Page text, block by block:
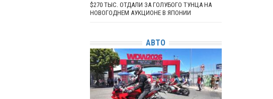
$270 ТЫС. ОТДАЛИ ЗА ГОЛУБОГО ТУНЦА НА
НОВОГОДНЕМ АУКЦИОНЕ В ЯПОНИИ
АВТО